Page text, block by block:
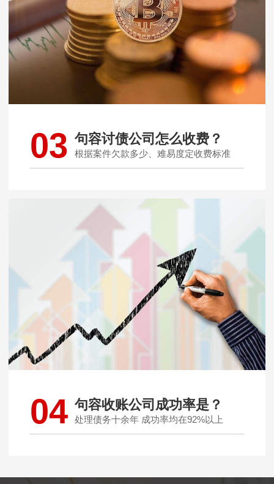
03 句容讨债公司怎么收费？
根据案件欠款多少、难易度定收费标准
04 句容收账公司成功率是？
处理债务十余年 成功率均在92%以上